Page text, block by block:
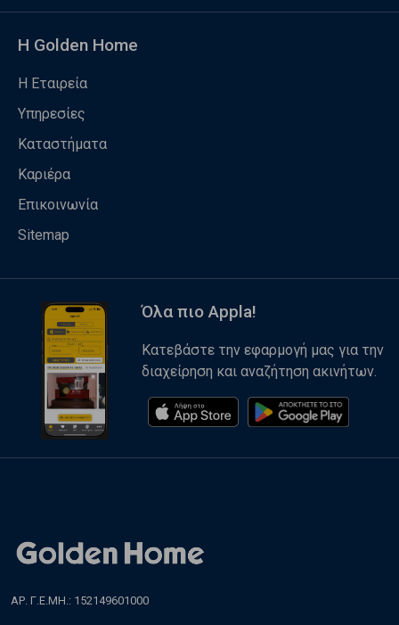
Η Golden Home
Η Εταιρεία
Υπηρεσίες
Καταστήματα
Καριέρα
Επικοινωνία
Sitemap
Όλα πιο Appla!
Κατεβάστε την εφαρμογή μας για την
διαχείρηση και αναζήτηση ακινήτων.
ΑΡ. Γ.Ε.ΜΗ.: 152149601000